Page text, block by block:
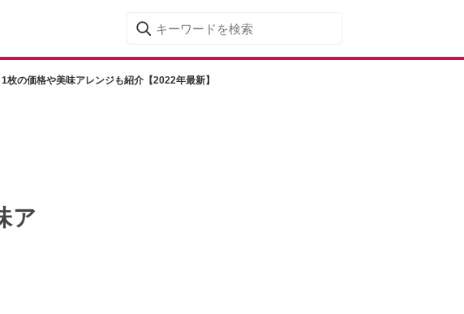
の価格や美味アレンジも紹介【2022年最新】
ア